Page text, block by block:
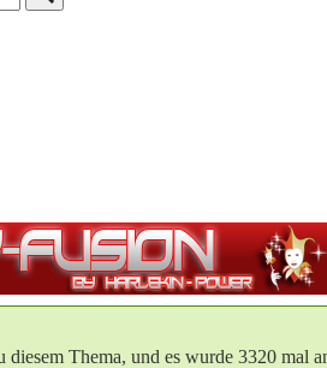
diesem Thema, und es wurde 3320 mal